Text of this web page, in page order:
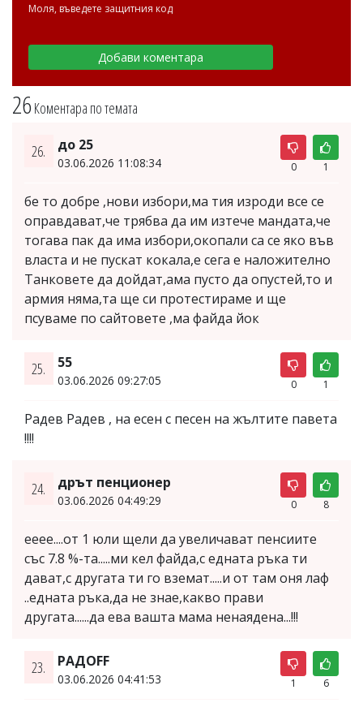
26Коментара по темата
26. до 25
03.06.2026 11:08:34 0 1
бе то добре ,нови избори,ма тия изроди все се
оправдават,че трябва да им изтече мандата,че
тогава пак да има избори,окопали са се яко във
власта и не пускат кокала,е сега е наложително
Танковете да дойдат,ама пусто да опустей,то и
армия няма,та ще си протестираме и ще
псуваме по сайтовете ,ма файда йок
25. 55
03.06.2026 09:27:05 0 1
Радев Радев , на есен с песен на жълтите павета
!!!!
24. дрът пенционер
03.06.2026 04:49:29 0 8
ееее....от 1 юли щели да увеличават пенсиите
със 7.8 %-та.....ми кел файда,с едната ръка ти
дават,с другата ти го вземат.....и от там оня лаф
..едната ръка,да не знае,какво прави
другата......да ева вашта мама ненаядена...!!!
23. РАДOFF
03.06.2026 04:41:53 1 6
Моля, въведете защитния код